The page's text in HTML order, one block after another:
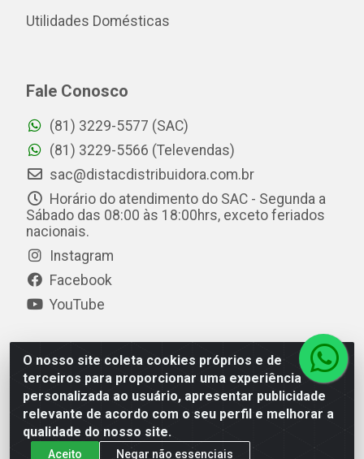
O nosso site coleta cookies próprios e de
terceiros para proporcionar uma experiência
personalizada ao usuário, apresentar publicidade
relevante de acordo com o seu perfil e melhorar a
qualidade do nosso site.
Aceito Negar não essenciais
Utilidades Domésticas
Fale Conosco
(81) 3229-5577 (SAC)
(81) 3229-5566 (Televendas)
sac@distacdistribuidora.com.br
Horário do atendimento do SAC - Segunda a
Sábado das 08:00 às 18:00hrs, exceto feriados
nacionais.
Instagram
Facebook
YouTube
Distac Distribuidora - Av. Durval de Góes Monteiro, 7049
- Jardim Petrópolis - Maceió/AL - CEP 57061-000 - CNPJ
08.072.649/0001-20